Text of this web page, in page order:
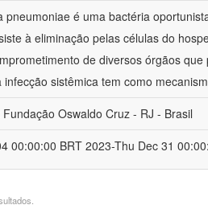
pneumoniae é uma bactéria
à eliminação pelas células do
de diversos órgãos
sistêmica tem como
Fundação Oswaldo Cruz - RJ - Brasil
00:00:00 BRT 2023-Thu Dec 31